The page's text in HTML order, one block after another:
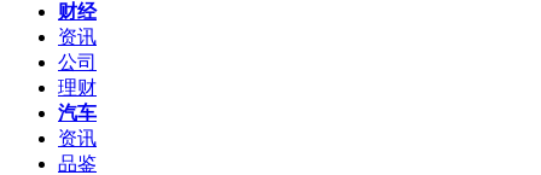
财经
资讯
公司
理财
汽车
资讯
品鉴